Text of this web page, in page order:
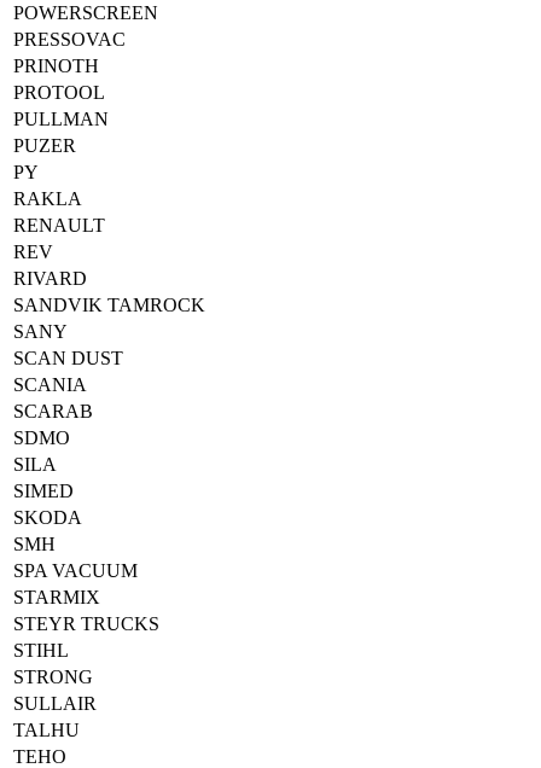
POWERSCREEN
PRESSOVAC
PRINOTH
PROTOOL
PULLMAN
PUZER
PY
RAKLA
RENAULT
REV
RIVARD
SANDVIK TAMROCK
SANY
SCAN DUST
SCANIA
SCARAB
SDMO
SILA
SIMED
SKODA
SMH
SPA VACUUM
STARMIX
STEYR TRUCKS
STIHL
STRONG
SULLAIR
TALHU
TEHO